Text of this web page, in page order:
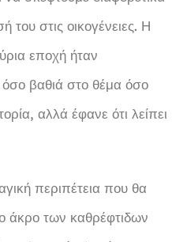
του στις οικογένειες. Η
εποχή ήταν
όσο βαθιά στο θέμα όσο
αλλά έφανε ότι λείπει
περιπέτεια που θα
άκρο των καθρέφτιδων